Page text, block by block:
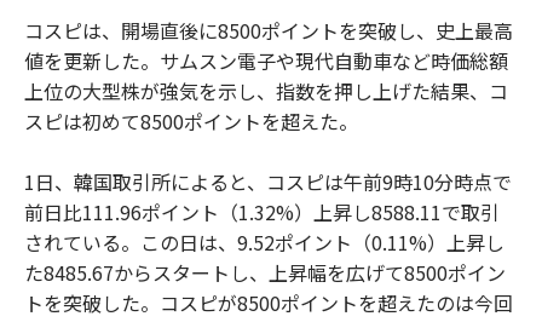
コスピは、開場直後に8500ポイントを突破し、史上最高
値を更新した。サムスン電子や現代自動車など時価総額
上位の大型株が強気を示し、指数を押し上げた結果、コ
スピは初めて8500ポイントを超えた。
1日、韓国取引所によると、コスピは午前9時10分時点で
前日比111.96ポイント（1.32%）上昇し8588.11で取引
されている。この日は、9.52ポイント（0.11%）上昇し
た8485.67からスタートし、上昇幅を広げて8500ポイン
トを突破した。コスピが8500ポイントを超えたのは今回